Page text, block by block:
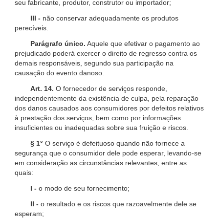
seu fabricante, produtor, construtor ou importador;
III - não conservar adequadamente os produtos
perecíveis.
Parágrafo único. Aquele que efetivar o pagamento ao
prejudicado poderá exercer o direito de regresso contra os
demais responsáveis, segundo sua participação na
causação do evento danoso.
Art. 14. O fornecedor de serviços responde,
independentemente da existência de culpa, pela reparação
dos danos causados aos consumidores por defeitos relativos
à prestação dos serviços, bem como por informações
insuficientes ou inadequadas sobre sua fruição e riscos.
§ 1° O serviço é defeituoso quando não fornece a
segurança que o consumidor dele pode esperar, levando-se
em consideração as circunstâncias relevantes, entre as
quais:
I - o modo de seu fornecimento;
II - o resultado e os riscos que razoavelmente dele se
esperam;